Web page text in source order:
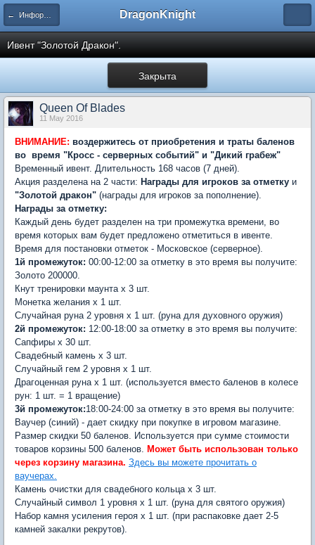
← Информация и гайды по игре DragonKnight
Ивент "Золотой Дракон".
Закрыта
Queen Of Blades
11 May 2016
ВНИМАНИЕ: воздержитесь от приобретения и траты баленов
во время "Кросс - серверных событий" и "Дикий грабеж"
Временный ивент. Длительность 168 часов (7 дней).
Акция разделена на 2 части: Награды для игроков за отметку и
"Золотой дракон" (награды для игроков за пополнение).
Награды за отметку:
Каждый день будет разделен на три промежутка времени, во
время которых вам будет предложено отметиться в ивенте.
Время для постановки отметок - Московское (серверное).
1й промежуток: 00:00-12:00 за отметку в это время вы получите:
Золото 200000.
Кнут тренировки маунта х 3 шт.
Монетка желания х 1 шт.
Случайная руна 2 уровня х 1 шт. (руна для духовного оружия)
2й промежуток: 12:00-18:00 за отметку в это время вы получите:
Сапфиры х 30 шт.
Свадебный камень х 3 шт.
Случайный гем 2 уровня х 1 шт.
Драгоценная руна х 1 шт. (используется вместо баленов в колесе
рун: 1 шт. = 1 вращение)
3й промежуток:18:00-24:00 за отметку в это время вы получите:
Ваучер (синий) - дает скидку при покупке в игровом магазине.
Размер скидки 50 баленов. Используется при сумме стоимости
товаров корзины 500 баленов. Может быть использован только
через корзину магазина. Здесь вы можете прочитать о
ваучерах.
Камень очистки для свадебного кольца х 3 шт.
Случайный символ 1 уровня х 1 шт. (руна для святого оружия)
Набор камня усиления героя х 1 шт. (при распаковке дает 2-5
камней закалки рекрутов).